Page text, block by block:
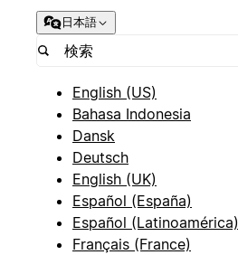
日本語
English (US)
Bahasa Indonesia
Dansk
Deutsch
English (UK)
Español (España)
Español (Latinoamérica)
Français (France)